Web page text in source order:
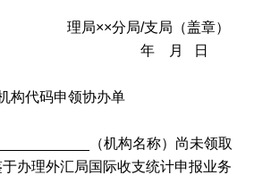
理局××分局/支局（盖章）
年 月 日
构代码申领协办单
（机构名称）尚未领取
办理外汇局国际收支统计申报业务